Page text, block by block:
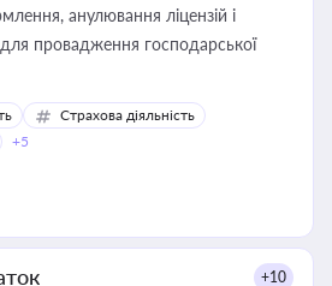
анулювання ліцензій і
провадження господарської
Страхова діяльність
+5
+10